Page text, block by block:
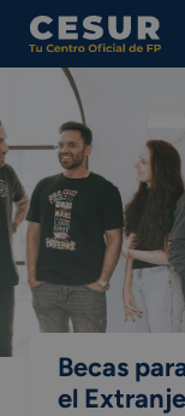
Skip
content
Becas
el